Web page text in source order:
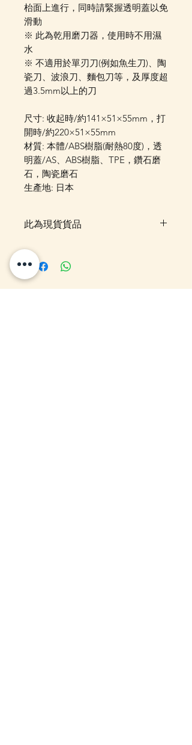
枱面上進行，同時請緊握透明蓋以免
滑動
※ 此為乾用磨刀器，使用時不用濕
水
※ 不適用於單刃刀(例如魚生刀)、陶
瓷刀、波浪刀、麵包刀等，及厚度超
過3.5mm以上的刀
尺寸: 收起時/約141×51×55mm，打
開時/約220×51×55mm
材質: 本體/ABS樹脂(耐熱80度)，透
明蓋/AS、ABS樹脂、TPE，鑽石磨
石，陶瓷磨石
生產地: 日本
此為現貨貨品
客戶可以直接放入購物車及Check
Out 購買, 如系統顯示為"無庫
存"或 未能放入購物車時, 可以
Facebook PM 或 Whatsapp 我們